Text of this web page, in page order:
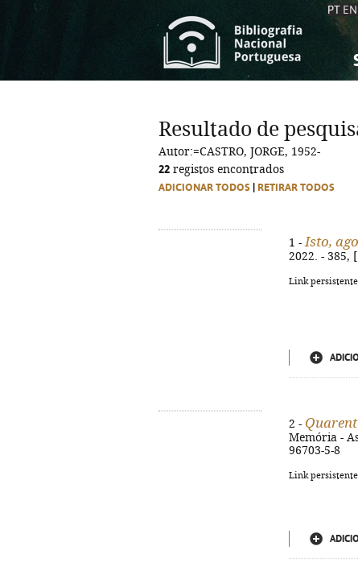
PT EN
Resultado de
Autor:=CASTRO, JORGE, 1952-
22 registos encontrados
ADICIONAR TODOS RETIRAR TODOS
1 - Isto,
2022. - 385,
Link
2 -
Memória -
96703-5-8
Link